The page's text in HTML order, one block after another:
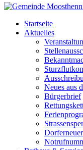
Startseite
Aktuelles
Neues aus
Bürgerbrief